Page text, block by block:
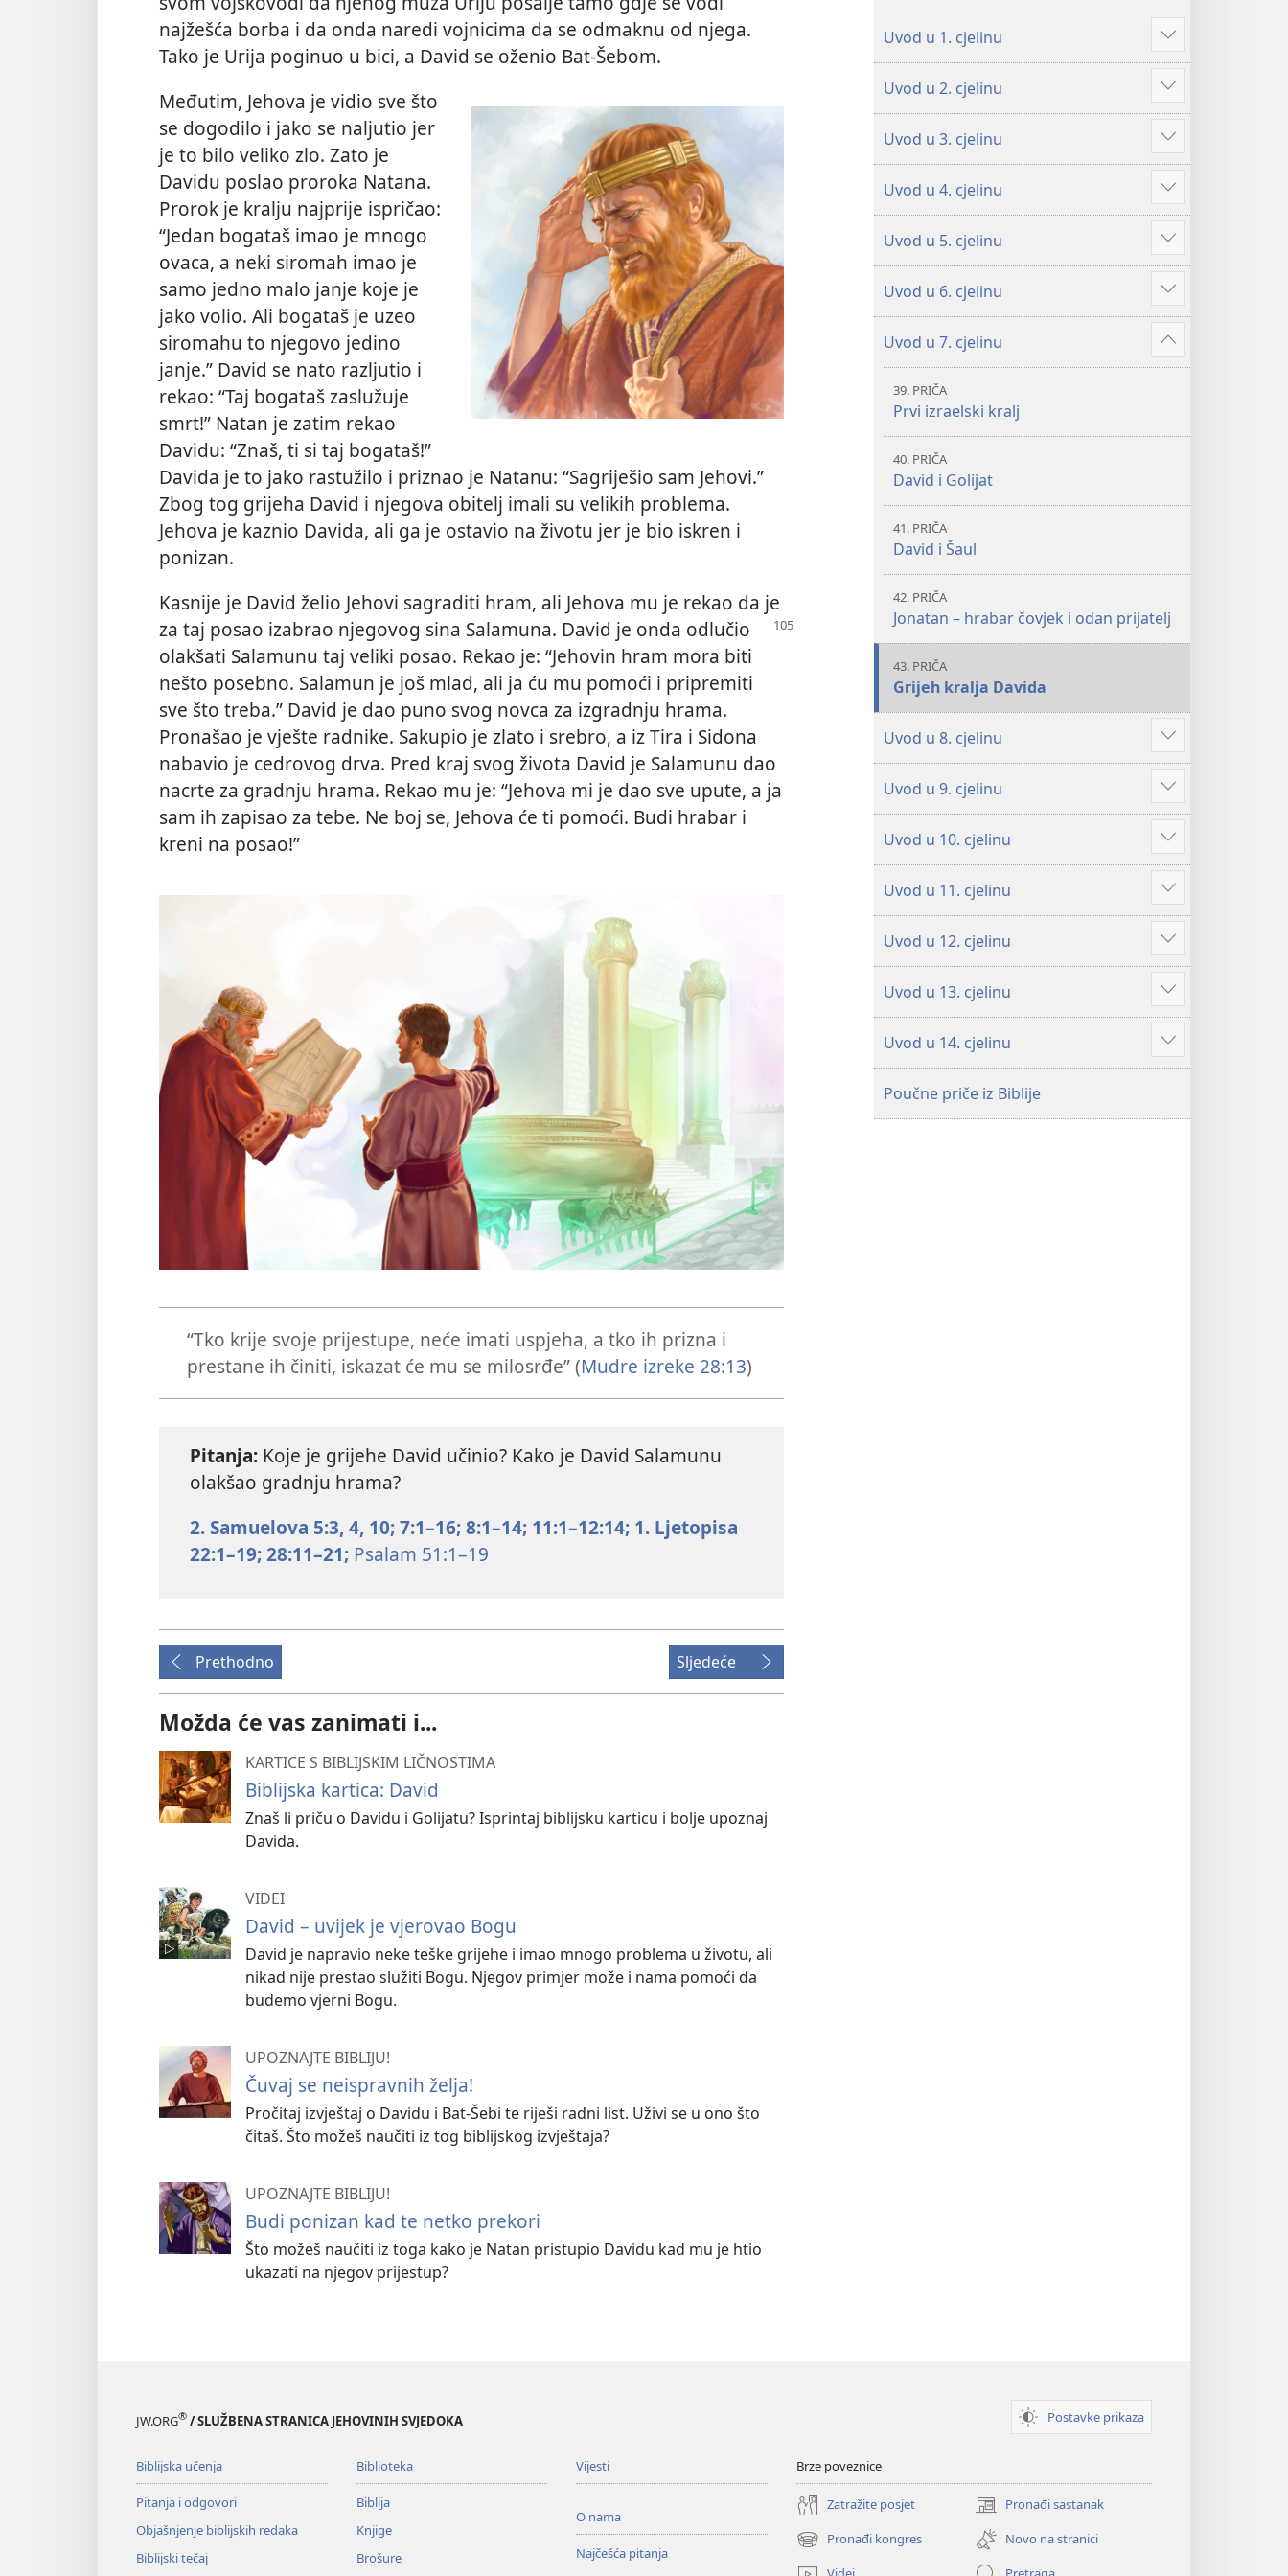
najžešća borba i da onda naredi vojnicima da se odmaknu od njega.
Tako je Urija poginuo u bici, a David se oženio Bat-Šebom.
Međutim, Jehova je vidio sve što
se dogodilo i jako se naljutio jer
je to bilo veliko zlo. Zato je
Davidu poslao proroka Natana.
Prorok je kralju najprije ispričao:
“Jedan bogataš imao je mnogo
ovaca, a neki siromah imao je
samo jedno malo janje koje je
jako volio. Ali bogataš je uzeo
siromahu to njegovo jedino
janje.” David se nato razljutio i
rekao: “Taj bogataš zaslužuje
smrt!” Natan je zatim rekao
Davidu: “Znaš, ti si taj bogataš!”
Davida je to jako rastužilo i priznao je Natanu: “Sagriješio sam Jehovi.”
Zbog tog grijeha David i njegova obitelj imali su velikih problema.
Jehova je kaznio Davida, ali ga je ostavio na životu jer je bio iskren i
ponizan.
Kasnije je David želio Jehovi sagraditi hram, ali Jehova mu je rekao da je
za taj posao izabrao njegovog sina Salamuna. David je onda odlučio
olakšati Salamunu taj veliki posao. Rekao je: “Jehovin hram mora biti
nešto posebno. Salamun je još mlad, ali ja ću mu pomoći i pripremiti
sve što treba.” David je dao puno svog novca za izgradnju hrama.
Pronašao je vješte radnike. Sakupio je zlato i srebro, a iz Tira i Sidona
nabavio je cedrovog drva. Pred kraj svog života David je Salamunu dao
nacrte za gradnju hrama. Rekao mu je: “Jehova mi je dao sve upute, a ja
sam ih zapisao za tebe. Ne boj se, Jehova će ti pomoći. Budi hrabar i
kreni na posao!”
“Tko krije svoje prijestupe, neće imati uspjeha, a tko ih prizna i
prestane ih činiti, iskazat će mu se milosrđe” (Mudre izreke 28:13)
Pitanja: Koje je grijehe David učinio? Kako je David Salamunu
olakšao gradnju hrama?
2. Samuelova 5:3, 4, 10;7:1–16;8:1–14; 11:1–12:14; 1. Ljetopisa
22:1–19;28:11–21; Psalam 51:1–19
Prethodno Sljedeće
Možda će vas zanimati i...
KARTICE S BIBLIJSKIM LIČNOSTIMA
Biblijska kartica: David
Znaš li priču o Davidu i Golijatu? Isprintaj biblijsku karticu i bolje upoznaj
Davida.
VIDEI
David – uvijek je vjerovao Bogu
David je napravio neke teške grijehe i imao mnogo problema u životu, ali
nikad nije prestao služiti Bogu. Njegov primjer može i nama pomoći da
budemo vjerni Bogu.
UPOZNAJTE BIBLIJU!
Čuvaj se neispravnih želja!
Pročitaj izvještaj o Davidu i Bat-Šebi te riješi radni list. Uživi se u ono što
čitaš. Što možeš naučiti iz tog biblijskog izvještaja?
UPOZNAJTE BIBLIJU!
Budi ponizan kad te netko prekori
Što možeš naučiti iz toga kako je Natan pristupio Davidu kad mu je htio
ukazati na njegov prijestup?
Uvod u 1. cjelinu
Prikaži
više
Uvod u 2. cjelinu
Prikaži
više
Uvod u 3. cjelinu
Prikaži
više
Uvod u 4. cjelinu
Prikaži
više
Uvod u 5. cjelinu
Prikaži
više
Uvod u 6. cjelinu
Prikaži
više
Uvod u 7. cjelinu
Prikaži
više
39. PRIČA
Prvi izraelski kralj
40. PRIČA
David i Golijat
41. PRIČA
David i Šaul
42. PRIČA
Jonatan – hrabar čovjek i odan prijatelj
43. PRIČA
Grijeh kralja Davida
Uvod u 8. cjelinu
Prikaži
više
Uvod u 9. cjelinu
Prikaži
više
Uvod u 10. cjelinu
Prikaži
više
Uvod u 11. cjelinu
Prikaži
više
Uvod u 12. cjelinu
Prikaži
više
Uvod u 13. cjelinu
Prikaži
više
Uvod u 14. cjelinu
Prikaži
više
Poučne priče iz Biblije
JW.ORG® / SLUŽBENA STRANICA JEHOVINIH SVJEDOKA Postavke prikaza
Biblijska učenja
Pitanja i odgovori
Objašnjenje biblijskih redaka
Biblijski tečaj
Biblioteka
Biblija
Knjige
Brošure
Vijesti
O nama
Najčešća pitanja
Brze poveznice
Zatražite posjet Pronađi sastanak
(otvara
se
novi
prozor)
Pronađi kongres
(otvara
se
Novo na stranici